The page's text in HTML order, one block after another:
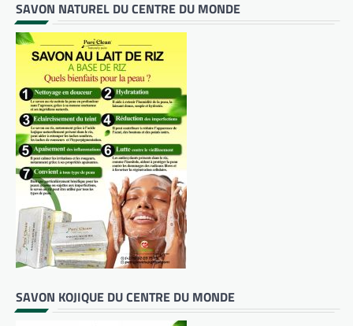
SAVON NATUREL DU CENTRE DU MONDE
SAVON KOJIQUE DU CENTRE DU MONDE